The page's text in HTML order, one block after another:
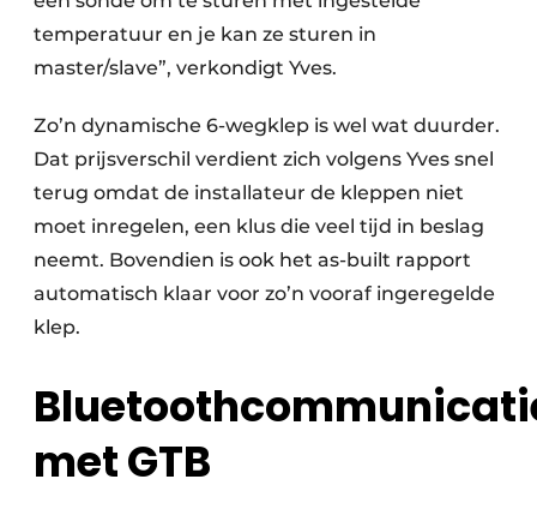
temperatuur en je kan ze sturen in
master/slave”, verkondigt Yves.
Zo’n dynamische 6-wegklep is wel wat duurder.
Dat prijsverschil verdient zich volgens Yves snel
terug omdat de installateur de kleppen niet
moet inregelen, een klus die veel tijd in beslag
neemt. Bovendien is ook het as-built rapport
automatisch klaar voor zo’n vooraf ingeregelde
klep.
met GTB